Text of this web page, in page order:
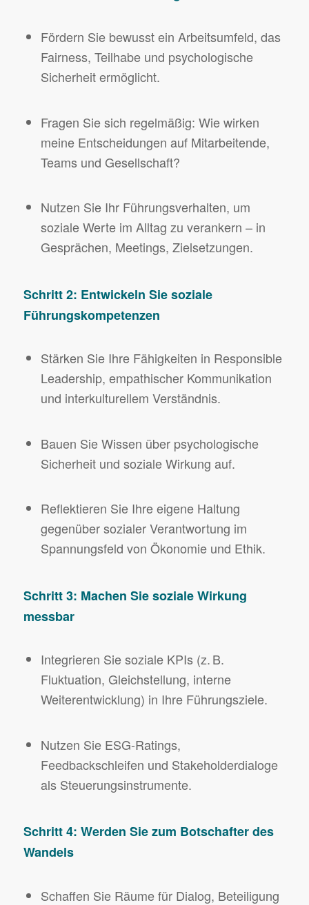
Fördern Sie bewusst ein Arbeitsumfeld, das
Fairness, Teilhabe und psychologische
Sicherheit ermöglicht.
Fragen Sie sich regelmäßig: Wie wirken
meine Entscheidungen auf Mitarbeitende,
Teams und Gesellschaft?
Nutzen Sie Ihr Führungsverhalten, um
soziale Werte im Alltag zu verankern – in
Gesprächen, Meetings, Zielsetzungen.
Schritt 2: Entwickeln Sie soziale
Führungskompetenzen
Stärken Sie Ihre Fähigkeiten in Responsible
Leadership, empathischer Kommunikation
und interkulturellem Verständnis.
Bauen Sie Wissen über psychologische
Sicherheit und soziale Wirkung auf.
Reflektieren Sie Ihre eigene Haltung
gegenüber sozialer Verantwortung im
Spannungsfeld von Ökonomie und Ethik.
Schritt 3: Machen Sie soziale Wirkung
messbar
Integrieren Sie soziale KPIs (z. B.
Fluktuation, Gleichstellung, interne
Weiterentwicklung) in Ihre Führungsziele.
Nutzen Sie ESG-Ratings,
Feedbackschleifen und Stakeholderdialoge
als Steuerungsinstrumente.
Schritt 4: Werden Sie zum Botschafter des
Wandels
Schaffen Sie Räume für Dialog, Beteiligung